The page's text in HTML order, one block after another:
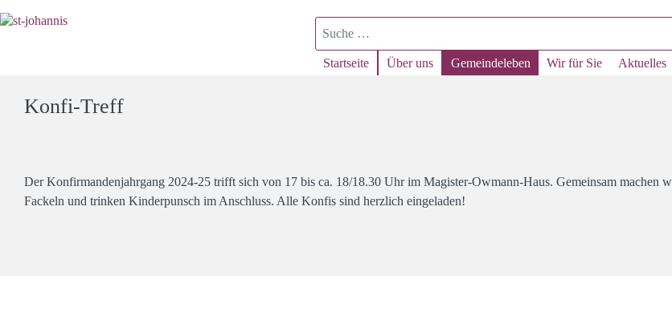
Suchen
Startseite Über uns Gemeindeleben Wir für Sie Aktuelles
Konfi-Treff
Der Konfirmandenjahrgang 2024-25 trifft sich von 17 bis ca. 18/18.30 Uhr im Magister-Owmann-Haus. Gemeinsam machen
Fackeln und trinken Kinderpunsch im Anschluss. Alle Konfis sind herzlich eingeladen!